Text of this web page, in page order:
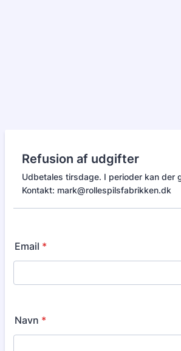
Refusion af udgifter
Udbetales tirsdage. I perioder kan der
Kontakt: mark@rollespilsfabrikken.dk
Email *
Navn *